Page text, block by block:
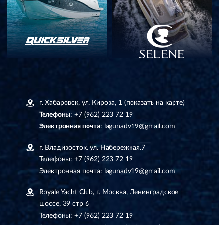
г. Хабаровск, ул. Кирова, 1 (показать на карте)
Телефоны: +7 (962) 223 72 19
Электронная почта: lagunadv19@gmail.com
г. Владивосток, ул. Набережная,7
Телефоны: +7 (962) 223 72 19
Электронная почта: lagunadv19@gmail.com
Royale Yacht Club, г. Москва, Ленинградское
шоссе, 39 стр 6
Телефоны: +7 (962) 223 72 19